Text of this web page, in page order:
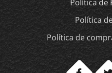
Política de
Política
Política de